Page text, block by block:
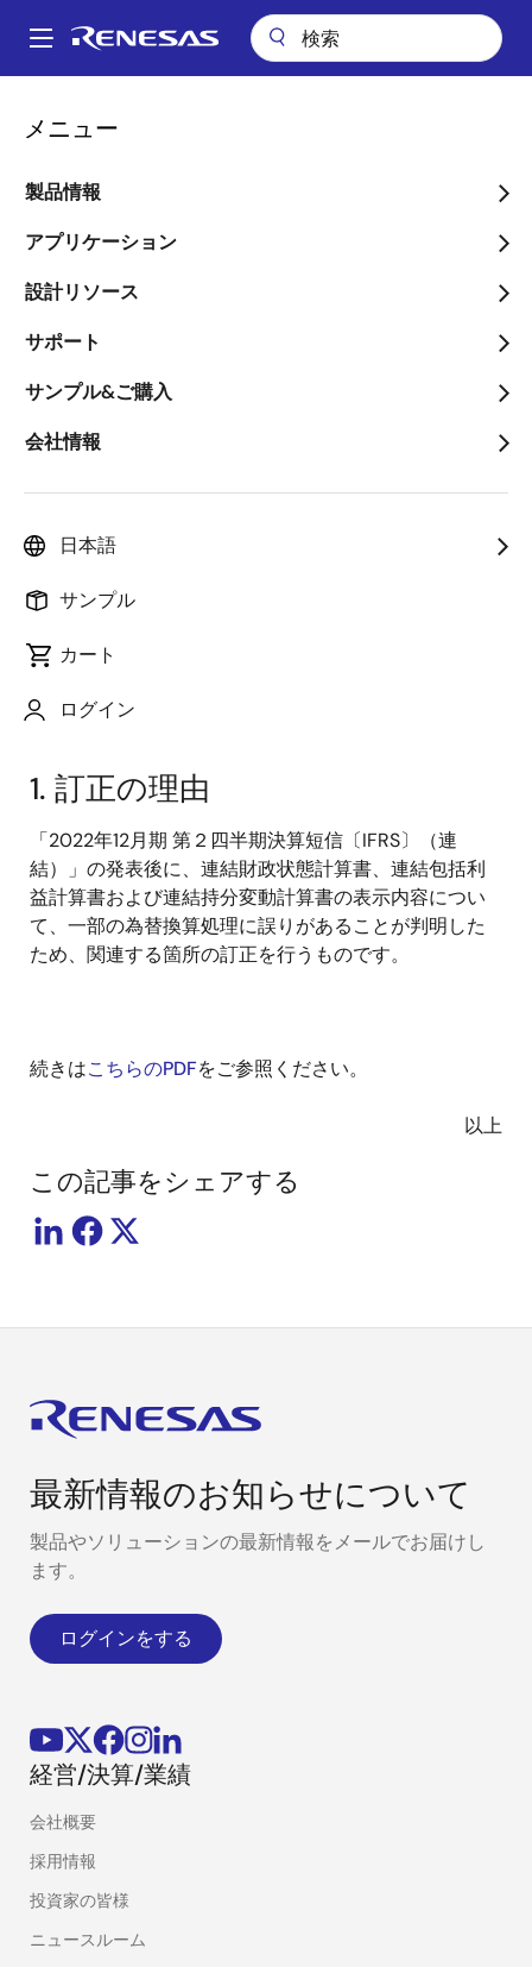
ン
Main
メニュー
製品情報
アプリケーション
設計リソース
サポート
サンプル&ご購入
会社情報
日本語
サンプル
カート
ログイン
パ
ン
く
ず
（訂正・数値データ訂正）「2022年12月期 第2四半期決算短信
（訂正・数値データ訂正）
「2022年12月期 第2四半
期決算短信〔IFRS〕（連
結）」の一部訂正について
2022年8月10日
第2四半期決算短信〔IFRS〕（連結）」の一部に訂正す
べき事項がありましたので、下記のとおりお知らせい
たします。
なお、下記訂正後の決算短信全文を
ト（投資家の皆様へ）
1. 訂正の理由
「2022年12月期 第２四半期決算短信〔IFRS〕（連
結）」の発表後に、連結財政状態計算書、連結包括利
益計算書および連結持分変動計算書の表示内容につい
て、一部の為替換算処理に誤りがあることが判明した
ため、関連する箇所の訂正を行うものです。
続きはこちらのPDFをご参照ください。
以上
この記事をシェアする
最新情報のお知らせについて
製品やソリューションの最新情報をメールでお届けし
ます。
ログインをする
経営/決算/業績
会社概要
採用情報
投資家の皆様
ニュースルーム